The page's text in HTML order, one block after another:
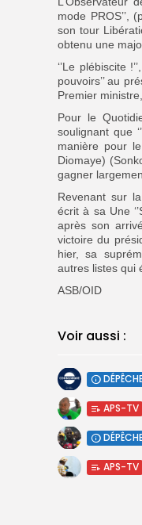
mode PROS’’,
son tour
obtenu une
‘’Le plébiscite
pouvoirs’’ au
Premier
Pour le
soulignant que
manière pour
Diomaye)
gagner
Revenant sur
écrit à sa Une
après son
victoire du
hier, sa
autres listes qui
ASB/OID
Voir aussi :
APS-TV
APS-TV